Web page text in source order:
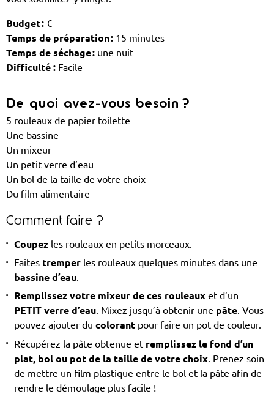
Budget : €
Temps de préparation : 15 minutes
Temps de séchage : une nuit
Difficulté : Facile
De quoi avez-vous besoin ?
5 rouleaux de papier toilette
Une bassine
Un mixeur
Un petit verre d’eau
Un bol de la taille de votre choix
Du film alimentaire
Comment faire ?
Coupezles rouleaux en petits morceaux.
Faites tremperles rouleaux quelques minutes dans une
bassine d’eau.
Remplissez votre mixeur de ces rouleauxet d’un
PETIT verre d’eau. Mixez jusqu’à obtenir une pâte. Vous
pouvez ajouter du colorantpour faire un pot de couleur.
Récupérez la pâte obtenue et remplissez le fond d’un
plat, bol ou pot de la taille de votre choix. Prenez soin
de mettre un film plastique entre le bol et la pâte afin de
rendre le démoulage plus facile !